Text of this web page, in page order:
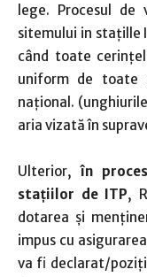
lege. Procesul
sitemului in stațille
când toate
uniform de toate
naţional.
aria vizată în
Ulterior,în
staţiilor de ITP,
dotarea şi
impus cu
va fi declarat/